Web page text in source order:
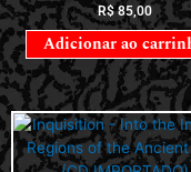
R$85,00
Adicionar ao